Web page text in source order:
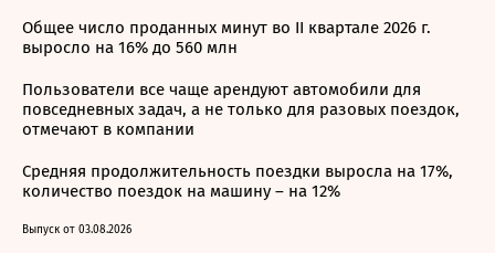
Общее число проданных минут во II квартале 2026 г.
выросло на 16% до 560 млн
Пользователи все чаще арендуют автомобили для
повседневных задач, а не только для разовых поездок,
отмечают в компании
Средняя продолжительность поездки выросла на 17%,
количество поездок на машину – на 12%
Выпуск от 03.08.2026